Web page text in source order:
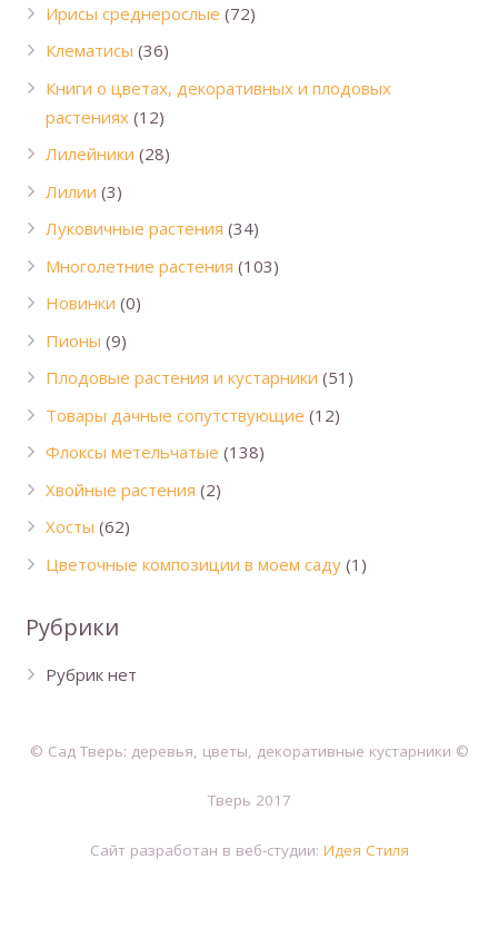
Ирисы среднерослые (72)
Клематисы (36)
Книги о цветах, декоративных и плодовых
растениях (12)
Лилейники (28)
Лилии (3)
Луковичные растения (34)
Многолетние растения (103)
Новинки (0)
Пионы (9)
Плодовые растения и кустарники (51)
Товары дачные сопутствующие (12)
Флоксы метельчатые (138)
Хвойные растения (2)
Хосты (62)
Цветочные композиции в моем саду (1)
Рубрики
Рубрик нет
© Сад Тверь: деревья, цветы, декоративные кустарники ©
Тверь 2017
Сайт разработан в веб-студии: Идея Стиля